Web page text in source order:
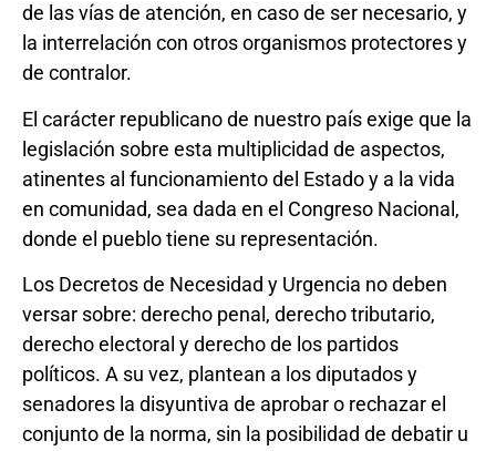
de las vías de atención, en caso de ser necesario, y
la interrelación con otros organismos protectores y
de contralor.
El carácter republicano de nuestro país exige que la
legislación sobre esta multiplicidad de aspectos,
atinentes al funcionamiento del Estado y a la vida
en comunidad, sea dada en el Congreso Nacional,
donde el pueblo tiene su representación.
Los Decretos de Necesidad y Urgencia no deben
versar sobre: derecho penal, derecho tributario,
derecho electoral y derecho de los partidos
políticos. A su vez, plantean a los diputados y
senadores la disyuntiva de aprobar o rechazar el
conjunto de la norma, sin la posibilidad de debatir u